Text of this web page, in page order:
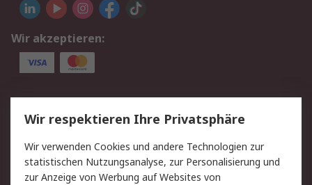
Wir akzeptieren:
Service
Value Added Services
Lieferlösungen
Rücksendungen
Kontakt
Hilfe
Privatkunden
Wir respektieren Ihre Privatsphäre
Wir verwenden Cookies und andere Technologien zur
statistischen Nutzungsanalyse, zur Personalisierung und
zur Anzeige von Werbung auf Websites von